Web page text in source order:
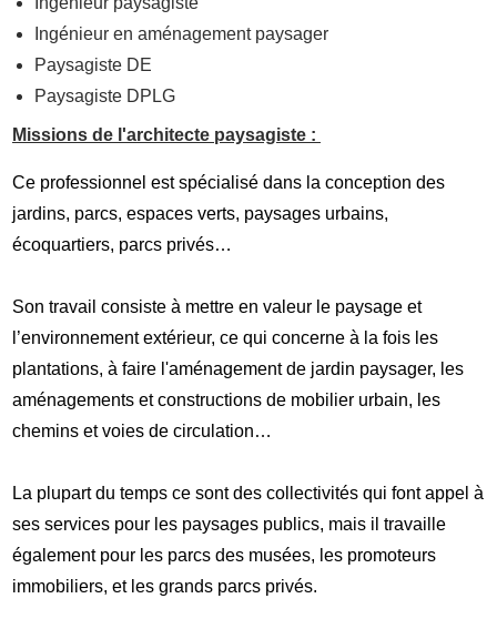
Ingénieur en aménagement paysager
Paysagiste DE
Paysagiste DPLG
Missions de l'architecte paysagiste :
Ce professionnel est spécialisé dans la conception des
jardins, parcs, espaces verts, paysages urbains,
écoquartiers, parcs privés…
Son travail consiste à mettre en valeur le paysage et
l’environnement extérieur, ce qui concerne à la fois les
plantations, à faire l'aménagement de jardin paysager, les
aménagements et constructions de mobilier urbain, les
chemins et voies de circulation…
La plupart du temps ce sont des collectivités qui font appel à
ses services pour les paysages publics, mais il travaille
également pour les parcs des musées, les promoteurs
immobiliers, et les grands parcs privés.